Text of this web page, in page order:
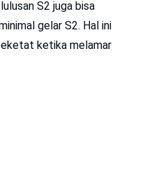
S2 juga bisa
gelar S2. Hal ini
ketika melamar